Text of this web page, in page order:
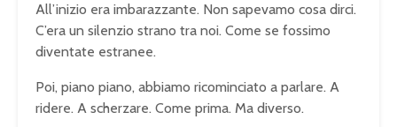
All’inizio era imbarazzante. Non sapevamo cosa dirci.
C’era un silenzio strano tra noi. Come se fossimo
diventate estranee.
Poi, piano piano, abbiamo ricominciato a parlare. A
ridere. A scherzare. Come prima. Ma diverso.